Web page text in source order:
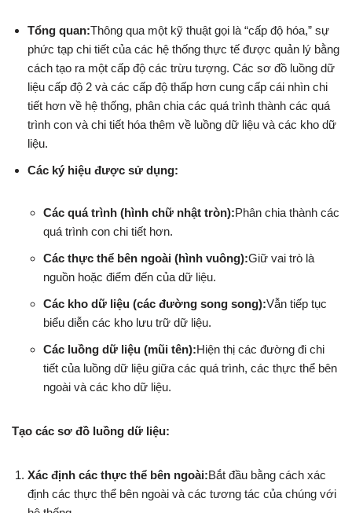
Tổng quan:Thông qua một kỹ thuật gọi là “cấp độ hóa,” sự
phức tạp chi tiết của các hệ thống thực tế được quản lý bằng
cách tạo ra một cấp độ các trừu tượng. Các sơ đồ luồng dữ
liệu cấp độ 2 và các cấp độ thấp hơn cung cấp cái nhìn chi
tiết hơn về hệ thống, phân chia các quá trình thành các quá
trình con và chi tiết hóa thêm về luồng dữ liệu và các kho dữ
liệu.
Các ký hiệu được sử dụng:
Các quá trình (hình chữ nhật tròn):Phân chia thành các
quá trình con chi tiết hơn.
Các thực thể bên ngoài (hình vuông):Giữ vai trò là
nguồn hoặc điểm đến của dữ liệu.
Các kho dữ liệu (các đường song song):Vẫn tiếp tục
biểu diễn các kho lưu trữ dữ liệu.
Các luồng dữ liệu (mũi tên):Hiện thị các đường đi chi
tiết của luồng dữ liệu giữa các quá trình, các thực thể bên
ngoài và các kho dữ liệu.
Tạo các sơ đồ luồng dữ liệu:
Xác định các thực thể bên ngoài:Bắt đầu bằng cách xác
định các thực thể bên ngoài và các tương tác của chúng với